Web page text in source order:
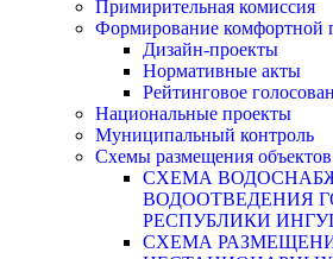
Примирительная комиссия
Формирование комфортной
Дизайн-проекты
Нормативные акты
Рейтинговое
Национальные проекты
Муниципальный контроль
Схемы размещения объектов
СХЕМА
ВОДООТВЕДЕНИЯ
РЕСПУБЛИКИ
СХЕМА